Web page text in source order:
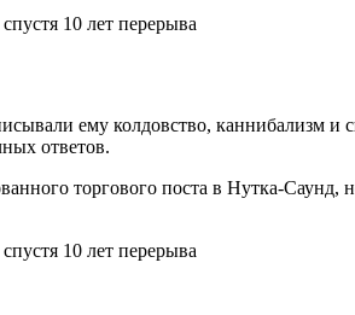
ему колдовство, каннибализм и
ответов.
торгового поста в Нутка-